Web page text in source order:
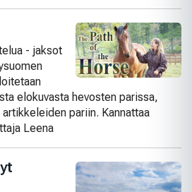
- jaksot
elokuvasta hevosten parissa,
pariin. Kannattaa
Leena